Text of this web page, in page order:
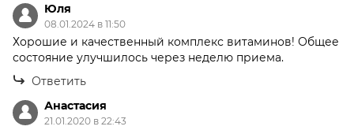
Юля
08.01.2024 в 11:50
Хорошие и качественный комплекс витаминов! Общее
состояние улучшилось через неделю приема.
Ответить
Анастасия
21.01.2020 в 22:43